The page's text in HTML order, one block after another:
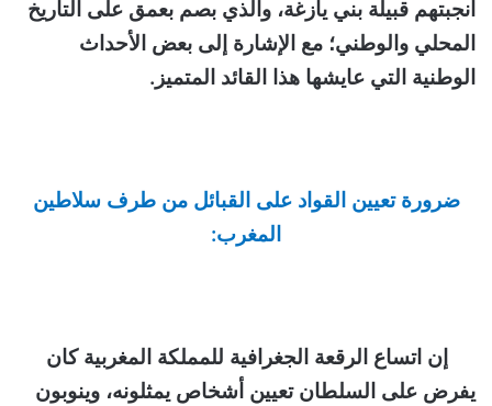
أنجبتهم قبيلة بني يازغة، والذي بصم بعمق على التاريخ
المحلي والوطني؛ مع الإشارة إلى بعض الأحداث
الوطنية التي عايشها هذا القائد المتميز.
ضرورة تعيين القواد على القبائل من طرف سلاطين
المغرب:
إن اتساع الرقعة الجغرافية للمملكة المغربية كان
يفرض على السلطان تعيين أشخاص يمثلونه، وينوبون